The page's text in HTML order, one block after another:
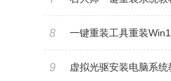
8 一键重装工具重装
9 虚拟光驱安装电脑系统